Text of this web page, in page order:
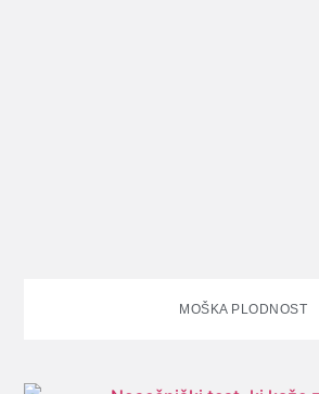
MOŠKA PLODNOST